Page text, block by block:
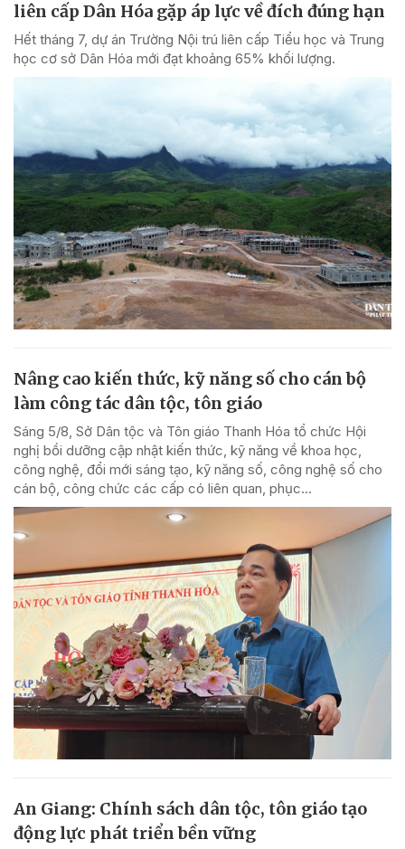
liên cấp Dân Hóa gặp áp lực về đích đúng hạn
Hết tháng 7, dự án Trường Nội trú liên cấp Tiểu học và Trung
học cơ sở Dân Hóa mới đạt khoảng 65% khối lượng.
Nâng cao kiến thức, kỹ năng số cho cán bộ
làm công tác dân tộc, tôn giáo
Sáng 5/8, Sở Dân tộc và Tôn giáo Thanh Hóa tổ chức Hội
nghị bồi dưỡng cập nhật kiến thức, kỹ năng về khoa học,
công nghệ, đổi mới sáng tạo, kỹ năng số, công nghệ số cho
cán bộ, công chức các cấp có liên quan, phục...
An Giang: Chính sách dân tộc, tôn giáo tạo
động lực phát triển bền vững